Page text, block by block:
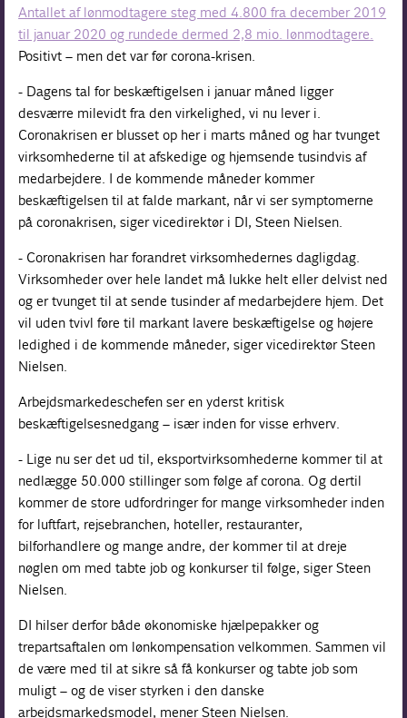
Antallet af lønmodtagere steg med 4.800 fra december 2019
til januar 2020 og rundede dermed 2,8 mio. lønmodtagere.
Positivt – men det var før corona-krisen.
- Dagens tal for beskæftigelsen i januar måned ligger
desværre milevidt fra den virkelighed, vi nu lever i.
Coronakrisen er blusset op her i marts måned og har tvunget
virksomhederne til at afskedige og hjemsende tusindvis af
medarbejdere. I de kommende måneder kommer
beskæftigelsen til at falde markant, når vi ser symptomerne
på coronakrisen, siger vicedirektør i DI, Steen Nielsen.
- Coronakrisen har forandret virksomhedernes dagligdag.
Virksomheder over hele landet må lukke helt eller delvist ned
og er tvunget til at sende tusinder af medarbejdere hjem. Det
vil uden tvivl føre til markant lavere beskæftigelse og højere
ledighed i de kommende måneder, siger vicedirektør Steen
Nielsen.
Arbejdsmarkedeschefen ser en yderst kritisk
beskæftigelsesnedgang – især inden for visse erhverv.
- Lige nu ser det ud til, eksportvirksomhederne kommer til at
nedlægge 50.000 stillinger som følge af corona. Og dertil
kommer de store udfordringer for mange virksomheder inden
for luftfart, rejsebranchen, hoteller, restauranter,
bilforhandlere og mange andre, der kommer til at dreje
nøglen om med tabte job og konkurser til følge, siger Steen
Nielsen.
DI hilser derfor både økonomiske hjælpepakker og
trepartsaftalen om lønkompensation velkommen. Sammen vil
de være med til at sikre så få konkurser og tabte job som
muligt – og de viser styrken i den danske
arbejdsmarkedsmodel, mener Steen Nielsen.